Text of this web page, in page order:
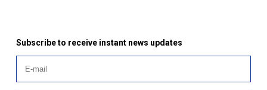
Subscribe to receive instant news updates